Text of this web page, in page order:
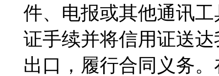
件、电报或其他通讯
证手续并将信用证送
出口，履行合同义务